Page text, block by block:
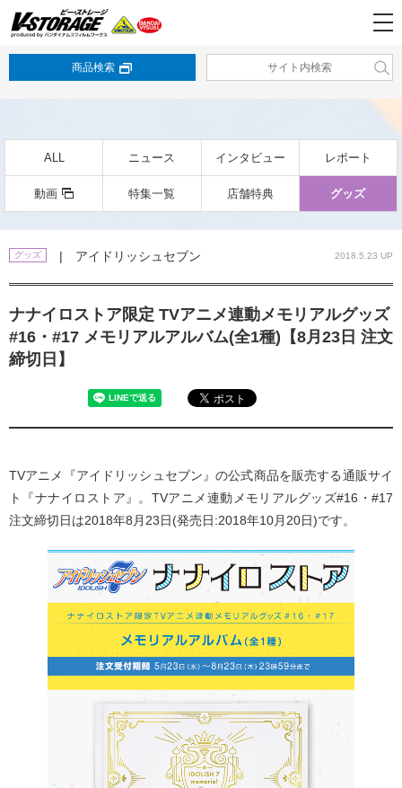
商品検索
ALL ニュース インタビュー レポート
動画 特集一覧 店舗特典 グッズ
グッズ | アイドリッシュセブン 2018.5.23 UP
ナナイロストア限定 TVアニメ連動メモリアルグッズ
#16・#17 メモリアルアルバム(全1種)【8月23日 注文
締切日】
TVアニメ『アイドリッシュセブン』の公式商品を販売する通販サイ
ト『ナナイロストア』。TVアニメ連動メモリアルグッズ#16・#17
注文締切日は2018年8月23日(発売日:2018年10月20日)です。